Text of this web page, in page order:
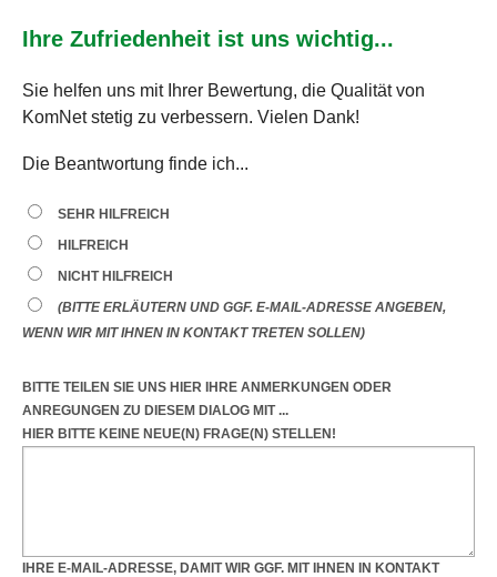
Ihre Zufriedenheit ist uns wichtig...
Sie helfen uns mit Ihrer Bewertung, die Qualität von
KomNet stetig zu verbessern. Vielen Dank!
Die Beantwortung finde ich...
SEHR HILFREICH
HILFREICH
NICHT HILFREICH
(BITTE ERLÄUTERN UND GGF. E-MAIL-ADRESSE ANGEBEN,
WENN WIR MIT IHNEN IN KONTAKT TRETEN SOLLEN)
BITTE TEILEN SIE UNS HIER IHRE ANMERKUNGEN ODER
ANREGUNGEN ZU DIESEM DIALOG MIT ...
HIER BITTE KEINE NEUE(N) FRAGE(N) STELLEN!
IHRE E-MAIL-ADRESSE, DAMIT WIR GGF. MIT IHNEN IN KONTAKT